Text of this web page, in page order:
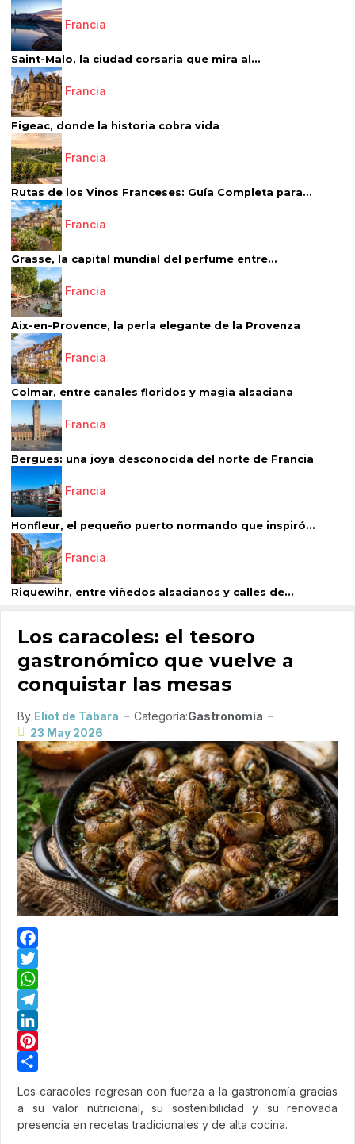
Francia
Saint-Malo, la ciudad corsaria que mira al...
Francia
Figeac, donde la historia cobra vida
Francia
Rutas de los Vinos Franceses: Guía Completa para...
Francia
Grasse, la capital mundial del perfume entre...
Francia
Aix-en-Provence, la perla elegante de la Provenza
Francia
Colmar, entre canales floridos y magia alsaciana
Francia
Bergues: una joya desconocida del norte de Francia
Francia
Honfleur, el pequeño puerto normando que inspiró...
Francia
Riquewihr, entre viñedos alsacianos y calles de...
Los caracoles: el tesoro
gastronómico que vuelve a
conquistar las mesas
By Eliot de Tábara Categoría:Gastronomía
23 May 2026
Facebook
Twitter
WhatsApp
Telegram
LinkedIn
Pinterest
Los caracoles regresan con fuerza a la gastronomía gracias
a su valor nutricional, su sostenibilidad y su renovada
presencia en recetas tradicionales y de alta cocina.